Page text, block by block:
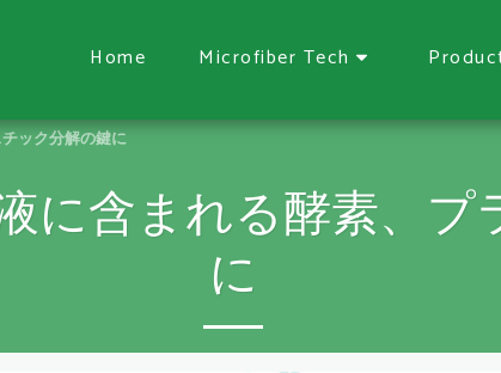
Home Microfiber Tech
ック分解の鍵に
に含まれる酵素、プ
に